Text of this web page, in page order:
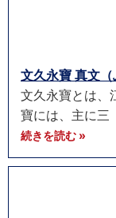
文久永寶 真文
文久永寶とは、
寶には、主に三
続きを読む »